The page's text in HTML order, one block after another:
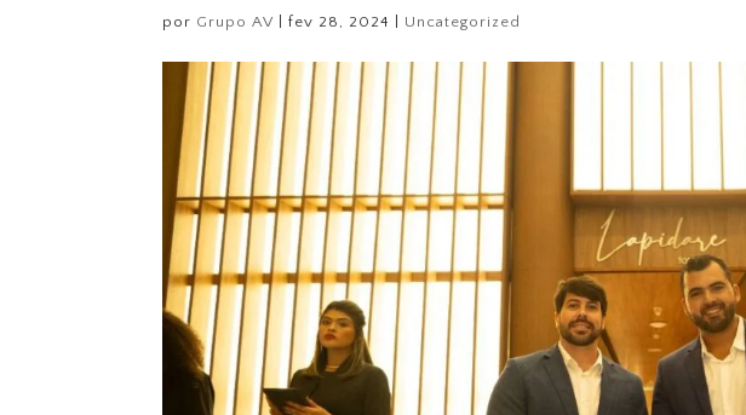
por Grupo AV |fev 28, 2024 Uncategorized